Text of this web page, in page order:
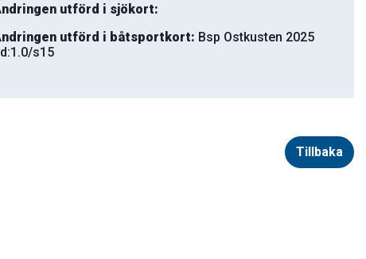
utförd i sjökort:
utförd i båtsportkort: Bsp Ostkusten 2025
s15
Tillbaka